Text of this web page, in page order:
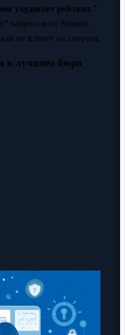
ухудшает рейтинг."
запросов от банков.
не влияет на скоринг.
к лучшим бюро